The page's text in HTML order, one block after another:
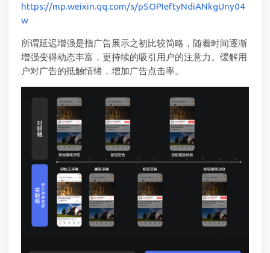
https://mp.weixin.qq.com/s/pSOPIeftyNdiANkgUny04
w
所谓延迟增强是指广告展示之初比较简略，随着时间逐渐
增强变得动态丰富，更持续的吸引用户的注意力。缓解用
户对广告的抵触情绪，增加广告点击率。